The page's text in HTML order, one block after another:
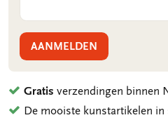
AANMELDEN
Gratis verzendingen binnen
De mooiste kunstartikelen